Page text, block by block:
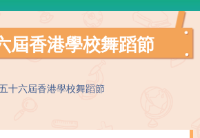
屆香港學校舞蹈節
十六屆香港學校舞蹈節